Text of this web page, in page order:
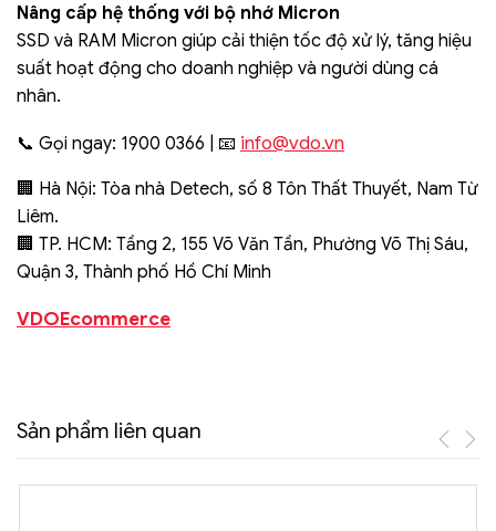
Nâng cấp hệ thống với bộ nhớ Micron
SSD và RAM Micron giúp cải thiện tốc độ xử lý, tăng hiệu
suất hoạt động cho doanh nghiệp và người dùng cá
nhân.
📞 Gọi ngay: 1900 0366 | 📧 info@vdo.vn
🏢 Hà Nội: Tòa nhà Detech, số 8 Tôn Thất Thuyết, Nam Từ
Liêm.
🏢 TP. HCM: Tầng 2, 155 Võ Văn Tần, Phường Võ Thị Sáu,
Quận 3, Thành phố Hồ Chí Minh
VDOEcommerce
Sản phẩm liên quan